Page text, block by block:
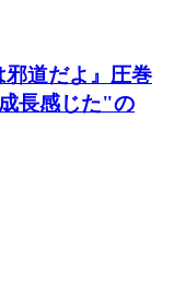
道だよ』圧巻
長感じた"の